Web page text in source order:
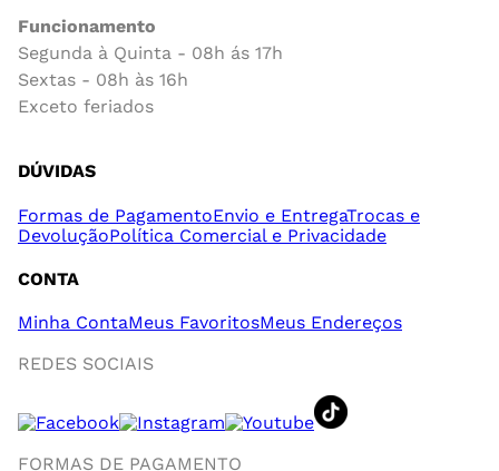
Funcionamento
Segunda à Quinta - 08h ás 17h
Sextas - 08h às 16h
Exceto feriados
DÚVIDAS
Formas de PagamentoEnvio e EntregaTrocas e
DevoluçãoPolítica Comercial e Privacidade
CONTA
Minha ContaMeus FavoritosMeus Endereços
REDES SOCIAIS
FORMAS DE PAGAMENTO